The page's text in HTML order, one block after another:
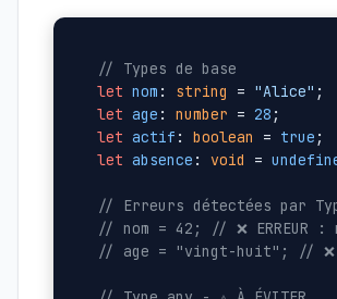
// Types de base
let nom : string = "Alice"
let age : number = 28
let actif : boolean = true
let absence : void =
// Erreurs détectées par
// nom = 42; // ❌ ERREUR
// age = "vingt-huit"; // ❌